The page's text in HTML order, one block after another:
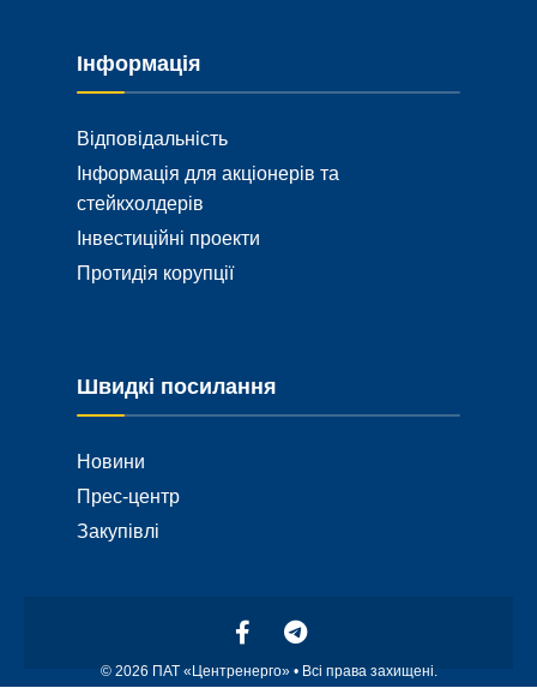
Інформація
Відповідальність
Інформація для акціонерів та
стейкхолдерів
Інвестиційні проекти
Протидія корупції
Швидкі посилання
Новини
Прес-центр
Закупівлі
© 2026 ПАТ «Центренерго» • Всі права захищені.